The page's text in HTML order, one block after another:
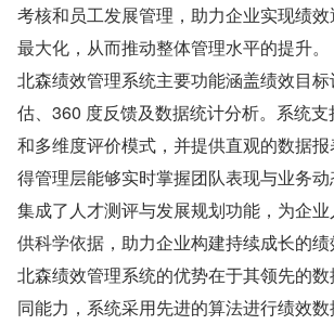
考核和员工发展管理，助力企业实现绩
最大化，从而推动整体管理水平的提升。
北森绩效管理系统主要功能涵盖绩效目
估、360 度反馈及数据统计分析。系统
和多维度评价模式，并提供直观的数据
得管理层能够实时掌握团队表现与业务
集成了人才测评与发展规划功能，为企
供科学依据，助力企业构建持续成长的绩
北森绩效管理系统的优势在于其领先的
同能力，系统采用先进的算法进行绩效